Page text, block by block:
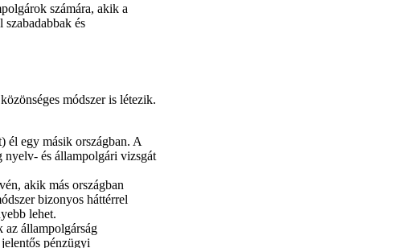
számára, akik a
és
módszer is létezik.
él egy másik országban. A
nyelv- és állampolgári vizsgát
akik más országban
bizonyos háttérrel
lehet.
az állampolgárság
pénzügyi